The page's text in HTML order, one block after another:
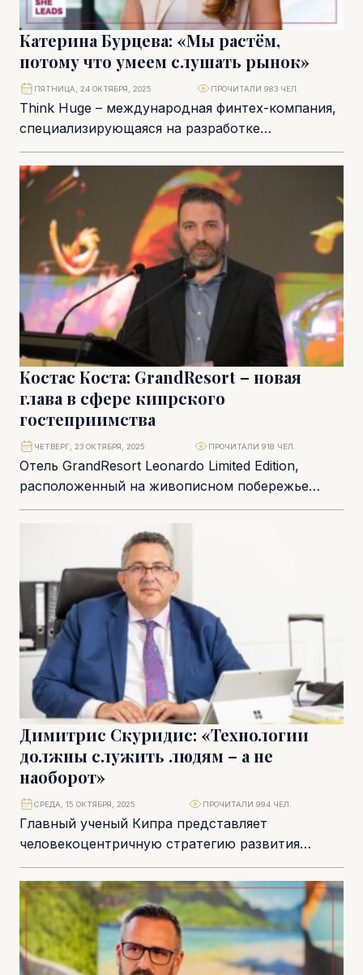
Катерина Бурцева: «Мы растём,
потому что умеем слушать рынок»
Think Huge – международная финтех-компания,
специализирующаяся на разработке
технологических решений для брокеров и
трейдинговых платформ. Уже более десяти лет
она...
ПЯТНИЦА, 24 ОКТЯБРЯ, 2025 ПРОЧИТАЛИ 983 ЧЕЛ.
Костас Коста: GrandResort – новая
глава в сфере кипрского
гостеприимства
Отель GrandResort Leonardo Limited Edition,
расположенный на живописном побережье
Лимассола, сегодня является символом
роскоши и безупречного сервиса. Недавно он
ЧЕТВЕРГ, 23 ОКТЯБРЯ, 2025 ПРОЧИТАЛИ 918 ЧЕЛ.
Димитрис Скуридис: «Технологии
должны служить людям – а не
наоборот»
Главный ученый Кипра представляет
человекоцентричную стратегию развития
науки, исследований и инноваций. Благодаря ей
к 2035 году страна значительно усилит свои...
СРЕДА, 15 ОКТЯБРЯ, 2025 ПРОЧИТАЛИ 994 ЧЕЛ.